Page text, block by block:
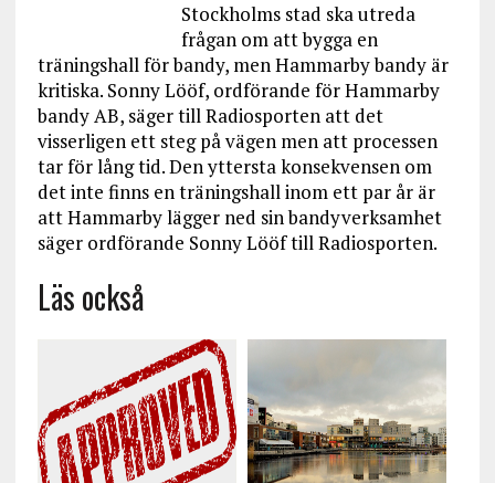
Stockholms stad ska utreda
frågan om att bygga en
träningshall för bandy, men Hammarby bandy är
kritiska. Sonny Lööf, ordförande för Hammarby
bandy AB, säger till Radiosporten att det
visserligen ett steg på vägen men att processen
tar för lång tid. Den yttersta konsekvensen om
det inte finns en träningshall inom ett par år är
att Hammarby lägger ned sin bandyverksamhet
säger ordförande Sonny Lööf till Radiosporten.
Läs också